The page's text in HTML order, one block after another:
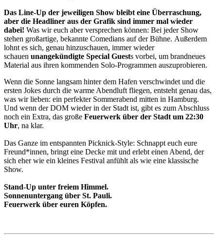
Das Line-Up der jeweiligen Show bleibt eine Überraschung,
aber die Headliner aus der Grafik sind immer mal wieder
dabei! Was wir euch aber versprechen können: Bei jeder Show
stehen großartige, bekannte Comedians auf der Bühne. Außerdem
lohnt es sich, genau hinzuschauen, immer wieder
schauen unangekündigte Special Guests vorbei, um brandneues
Material aus ihren kommenden Solo-Programmen auszuprobieren.
Wenn die Sonne langsam hinter dem Hafen verschwindet und die
ersten Jokes durch die warme Abendluft fliegen, entsteht genau das,
was wir lieben: ein perfekter Sommerabend mitten in Hamburg.
Und wenn der DOM wieder in der Stadt ist, gibt es zum Abschluss
noch ein Extra, das große Feuerwerk über der Stadt um 22:30
Uhr, na klar.
Das Ganze im entspannten Picknick-Style: Schnappt euch eure
Freund*innen, bringt eine Decke mit und erlebt einen Abend, der
sich eher wie ein kleines Festival anfühlt als wie eine klassische
Show.
Stand-Up unter freiem Himmel.
Sonnenuntergang über St. Pauli.
Feuerwerk über euren Köpfen.